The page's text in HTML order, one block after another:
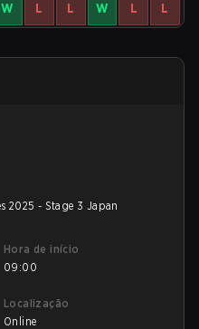
W L L W L L
2025 - Stage 3 Japan
Hora de início
09:00
Localização
Online